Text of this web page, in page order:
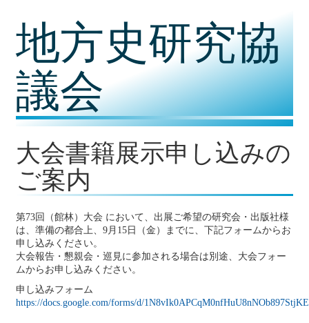
地方史研究協
議会
大会書籍展示申し込みの
ご案内
第73回（館林）大会 において、出展ご希望の研究会・出版社様
は、準備の都合上、9月15日（金）までに、下記フォームからお
申し込みください。
大会報告・懇親会・巡見に参加される場合は別途、大会フォー
ムからお申し込みください。
申し込みフォーム
https://docs.google.com/forms/d/